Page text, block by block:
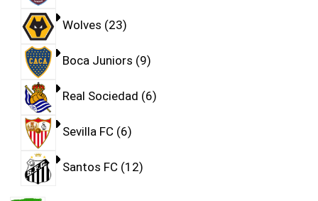
Wolves 23
Boca Juniors 9
Real Sociedad 6
Sevilla FC 6
Santos FC 12